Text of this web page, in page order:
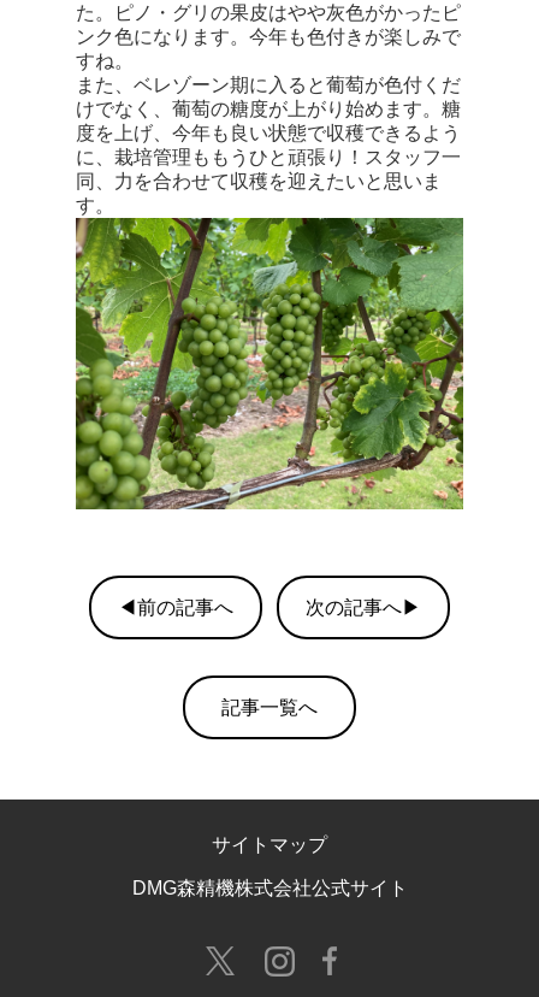
た。ピノ・グリの果皮はやや灰色がかったピ
ンク色になります。今年も色付きが楽しみで
すね。
また、ベレゾーン期に入ると葡萄が色付くだ
けでなく、葡萄の糖度が上がり始めます。糖
度を上げ、今年も良い状態で収穫できるよう
に、栽培管理ももうひと頑張り！スタッフ一
同、力を合わせて収穫を迎えたいと思いま
す。
◀前の記事へ 次の記事へ▶
記事一覧へ
サイトマップ
DMG森精機株式会社公式サイト